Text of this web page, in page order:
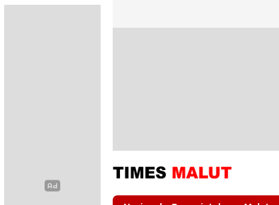
Times Malut
Berita Maluku Utara Terbaru